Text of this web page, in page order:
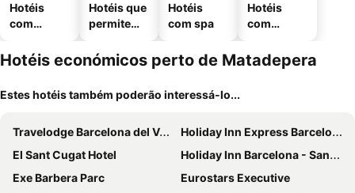
Hotéis
com
Hotéis que
permitem
Hotéis
com spa
Hotéis
com
mento
Hotéis económicos perto de Matadepera
Estes hotéis também poderão interessá-lo...
Travelodge Barcelona del Vallés
Holiday Inn Express Barcelona - Sant Cugat By Ihg
El Sant Cugat Hotel
Holiday Inn Barcelona - Sant Cugat By Ihg
Exe Barbera Parc
Eurostars Executive